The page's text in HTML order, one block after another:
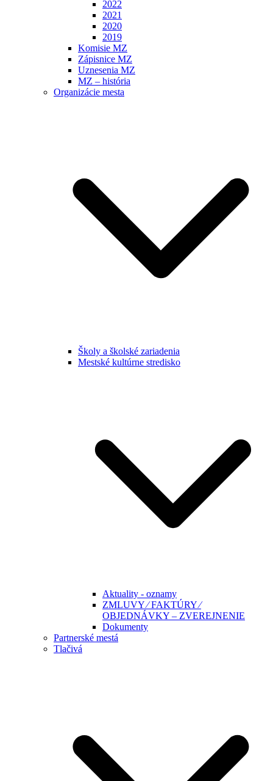
2022
2021
2020
2019
Komisie MZ
Zápisnice MZ
Uznesenia MZ
MZ – história
Organizácie mesta
Školy a školské zariadenia
Mestské kultúrne stredisko
Aktuality - oznamy
ZMLUVY ⁄ FAKTÚRY ⁄
OBJEDNÁVKY – ZVEREJNENIE
Dokumenty
Partnerské mestá
Tlačivá